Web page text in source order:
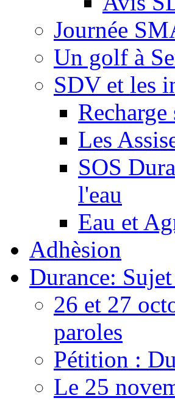
Journée
Un golf à
SDV et les
Les
SOS
l'eau
Eau et
Adhèsion
Durance:
26 et 27
paroles
Pétition :
Le 25